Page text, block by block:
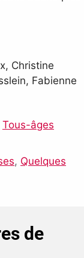
Christine
Fabienne
Tous-âges
, Quelques
de